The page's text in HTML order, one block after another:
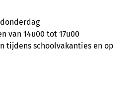
van 14u00 tot 17u00
tijdens schoolvakanties en op